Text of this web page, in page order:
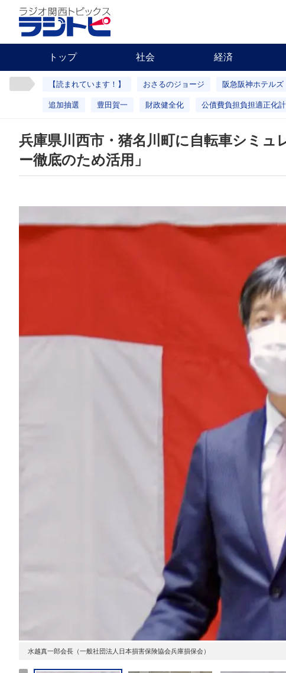
トップ 社会 経済
【読まれています！】 おさるのジョージ 阪急阪神ホテルズ
追加抽選 豊田賀一 財政健全化 公債費負担負担適正化
兵庫県川西市・猪名川町に自転車シミ
ー徹底のため活用」
水越真一郎会長（一般社団法人日本損害保険協会兵庫損保会）